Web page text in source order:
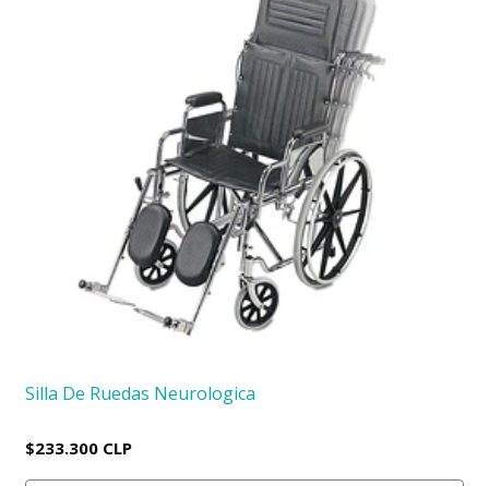
Silla De Ruedas Neurologica
$233.300 CLP